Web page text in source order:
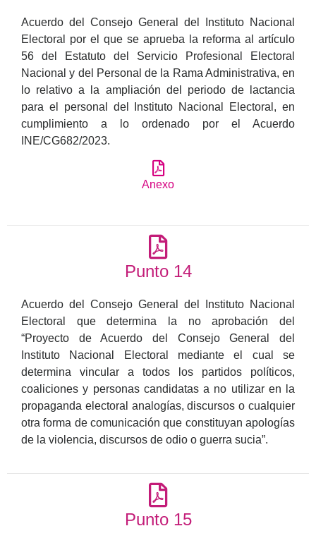
Acuerdo del Consejo General del Instituto Nacional
Electoral por el que se aprueba la reforma al artículo
56 del Estatuto del Servicio Profesional Electoral
Nacional y del Personal de la Rama Administrativa, en
lo relativo a la ampliación del periodo de lactancia
para el personal del Instituto Nacional Electoral, en
cumplimiento a lo ordenado por el Acuerdo
INE/CG682/2023.
Anexo
Punto 14
Acuerdo del Consejo General del Instituto Nacional
Electoral que determina la no aprobación del
“Proyecto de Acuerdo del Consejo General del
Instituto Nacional Electoral mediante el cual se
determina vincular a todos los partidos políticos,
coaliciones y personas candidatas a no utilizar en la
propaganda electoral analogías, discursos o cualquier
otra forma de comunicación que constituyan apologías
de la violencia, discursos de odio o guerra sucia”.
Punto 15